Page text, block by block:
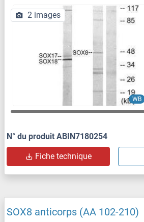
WB
2 images
N° du produit ABIN7180254
Fiche technique
SOX8 anticorps (AA 102-210)